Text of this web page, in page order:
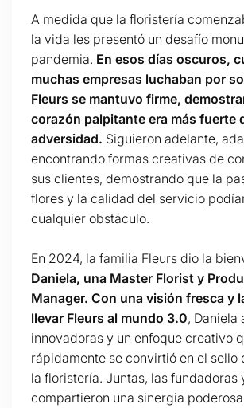
A medida que la floristería
la vida les presentó un desafío
pandemia. En esos días oscuros,
muchas empresas luchaban por
Fleurs se mantuvo firme,
corazón palpitante era más fuerte
adversidad. Siguieron adelante,
encontrando formas creativas de
sus clientes, demostrando que la
flores y la calidad del servicio
cualquier obstáculo.
En 2024, la familia Fleurs dio la
Daniela, una Master Florist y
Manager. Con una visión fresca y
llevar Fleurs al mundo 3.0, Daniela
innovadoras y un enfoque creativo
rápidamente se convirtió en el sello
la floristería. Juntas, las fundadoras
compartieron una sinergia